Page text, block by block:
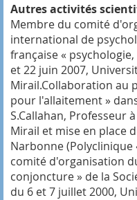
Autres activités
Membre du comité
international de
française «
et 22 juin 2007,
Mirail.Collaboration au
pour l'allaitement »
S.Callahan, Professeur
Mirail et mise en place
Narbonne (Polyclinique
comité d'organisation
conjoncture » de la
du 6 et 7 juillet 2000,